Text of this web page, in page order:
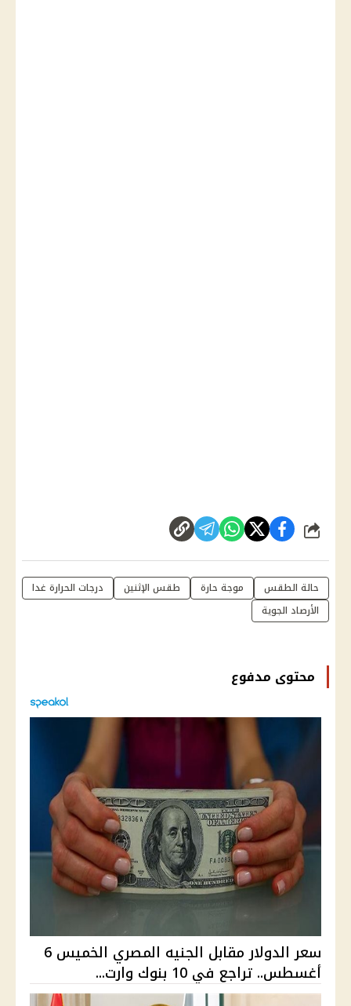
شارك
حالة الطقس موجة حارة طقس الإثنين
درجات الحرارة غدا
الأرصاد الجوية
محتوى مدفوع
سعر الدولار مقابل الجنيه المصري الخميس 6
أغسطس.. تراجع في 10 بنوك وارت...